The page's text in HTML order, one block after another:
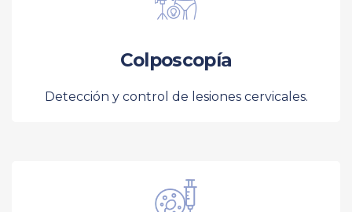
Colposcopía
Detección y control de lesiones cervicales.